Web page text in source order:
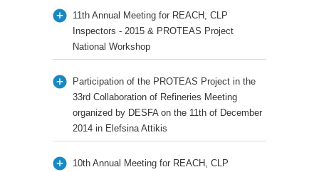
11th Annual Meeting for REACH, CLP
Inspectors - 2015 & PROTEAS Project
National Workshop
Participation of the PROTEAS Project in the
33rd Collaboration of Refineries Meeting
organized by DESFA on the 11th of December
2014 in Elefsina Attikis
10th Annual Meeting for REACH, CLP